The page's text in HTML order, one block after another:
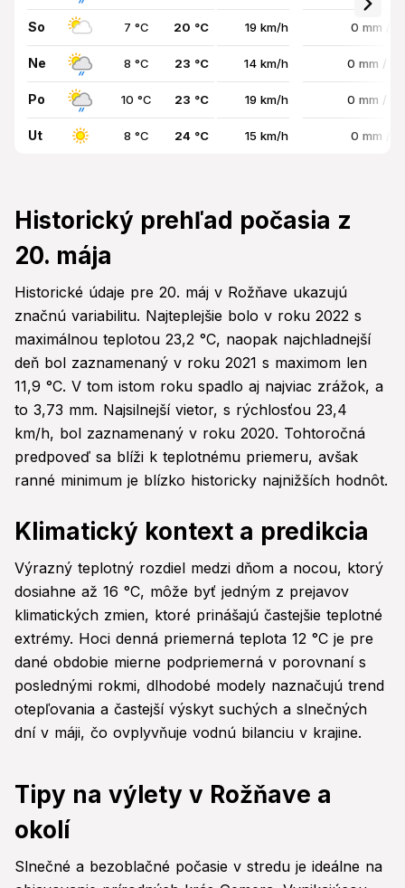
So 7 °C 20 °C 19 km/h 0 mm /
Ne 8 °C 23 °C 14 km/h 0 mm /
Po 10 °C 23 °C 19 km/h 0 mm /
Ut 8 °C 24 °C 15 km/h 0 mm /
Historický prehľad počasia z
20. mája
Historické údaje pre 20. máj v Rožňave ukazujú
značnú variabilitu. Najteplejšie bolo v roku 2022 s
maximálnou teplotou 23,2 °C, naopak najchladnejší
deň bol zaznamenaný v roku 2021 s maximom len
11,9 °C. V tom istom roku spadlo aj najviac zrážok, a
to 3,73 mm. Najsilnejší vietor, s rýchlosťou 23,4
km/h, bol zaznamenaný v roku 2020. Tohtoročná
predpoveď sa blíži k teplotnému priemeru, avšak
ranné minimum je blízko historicky najnižších hodnôt.
Klimatický kontext a predikcia
Výrazný teplotný rozdiel medzi dňom a nocou, ktorý
dosiahne až 16 °C, môže byť jedným z prejavov
klimatických zmien, ktoré prinášajú častejšie teplotné
extrémy. Hoci denná priemerná teplota 12 °C je pre
dané obdobie mierne podpriemerná v porovnaní s
poslednými rokmi, dlhodobé modely naznačujú trend
otepľovania a častejší výskyt suchých a slnečných
dní v máji, čo ovplyvňuje vodnú bilanciu v krajine.
Tipy na výlety v Rožňave a
okolí
Slnečné a bezoblačné počasie v stredu je ideálne na